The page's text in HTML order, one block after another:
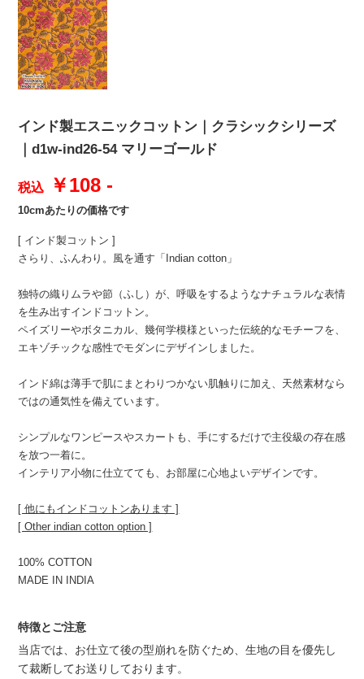
インド製エスニックコットン｜クラシックシリーズ
｜d1w-ind26-54 マリーゴールド
税込 ￥108 -
10cmあたりの価格です
[ インド製コットン ]
さらり、ふんわり。風を通す「Indian cotton」
独特の織りムラや節（ふし）が、呼吸をするようなナチュラルな表情
を生み出すインドコットン。
ペイズリーやボタニカル、幾何学模様といった伝統的なモチーフを、
エキゾチックな感性でモダンにデザインしました。
インド綿は薄手で肌にまとわりつかない肌触りに加え、天然素材なら
ではの通気性を備えています。
シンプルなワンピースやスカートも、手にするだけで主役級の存在感
を放つ一着に。
インテリア小物に仕立てても、お部屋に心地よいデザインです。
[ 他にもインドコットンあります ]
[ Other indian cotton option ]
100% COTTON
MADE IN INDIA
特徴とご注意
当店では、お仕立て後の型崩れを防ぐため、生地の目を優先し
て裁断してお送りしております。